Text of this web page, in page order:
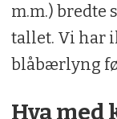
m.m.) bredte
tallet. Vi har
blåbærlyng
Hva